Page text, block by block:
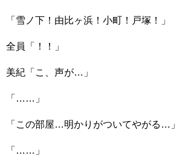
「雪ノ下！由比ヶ浜！小町！戸塚！」
全員「！！」
美紀「こ、声が…」
「……」
「この部屋…明かりがついてやがる…」
「……」